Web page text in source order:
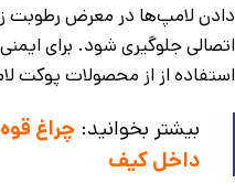
دادن لامپ‌ها در معرض رطوبت
اتصالی جلوگیری شود. برای
استفاده از از محصولات پوکت
بیشتر بخوانید:
داخل کیف